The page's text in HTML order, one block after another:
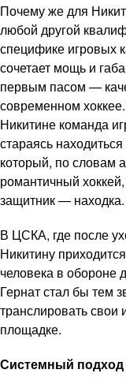
Почему же для
любой другой
специфике игровых
сочетает мощь и
первым пасом —
современном
Никитине команда
стараясь
который, по словам
романтичный
защитник — находка.
В ЦСКА, где после
Никитину
человека в обороне
Гернат стал бы тем
транслировать свои
площадке.
Системный подход